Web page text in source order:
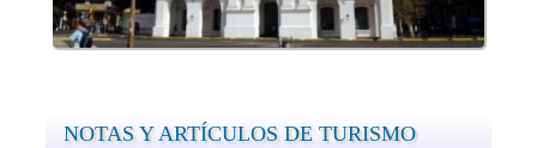
NOTAS Y ARTÍCULOS DE TURISMO